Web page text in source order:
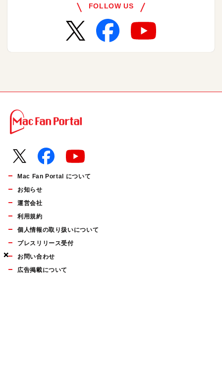
×
×
×
FOLLOW US
Mac Fan Portal について
お知らせ
運営会社
利用規約
個人情報の取り扱いについて
プレスリリース受付
お問い合わせ
広告掲載について